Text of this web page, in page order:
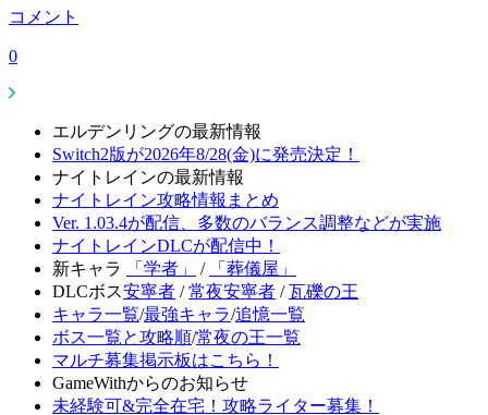
コメント
0
エルデンリングの最新情報
Switch2版が2026年8/28(金)に発売決定！
ナイトレインの最新情報
ナイトレイン攻略情報まとめ
Ver. 1.03.4が配信、多数のバランス調整などが実施
ナイトレインDLCが配信中！
新キャラ
「学者」 /
「葬儀屋」
DLCボス安寧者 /常夜安寧者 /瓦礫の王
キャラ一覧/最強キャラ/追憶一覧
ボス一覧と攻略順/常夜の王一覧
マルチ募集掲示板はこちら！
GameWithからのお知らせ
未経験可&完全在宅！攻略ライター募集！